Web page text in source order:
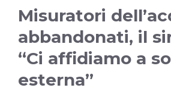
Misuratori
abbandonati, il
“Ci affidiamo a
esterna”